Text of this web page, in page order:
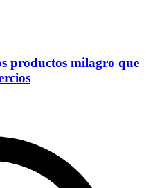
productos milagro que